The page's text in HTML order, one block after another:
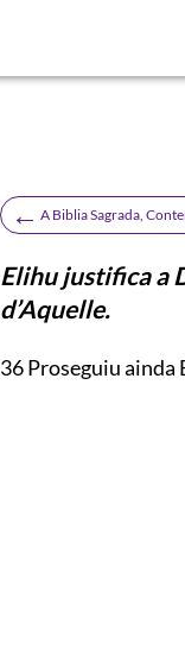
← A Biblia Sagrada,
Elihu justifica a
d’Aquelle.
36Proseguiu ainda